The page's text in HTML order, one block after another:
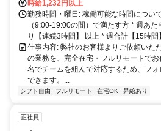
時給1,232円以上
勤務時間・曜日: 稼働可能な時間につい
（9:00-19:00の間）で満たす方 * 週あ
り【連続3時間】 以上 * 週合計【15時間
仕事内容: 弊社のお客様よりご依頼いた
の業務を、完全在宅・フルリモートで
名でチームを組んで対応するため、フ
できます。...
シフト自由 フルリモート 在宅OK 昇給あり
正社員